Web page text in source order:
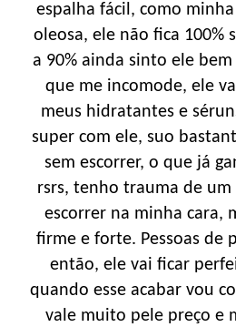
espalha fácil, como
oleosa, ele não fica 100%
a 90% ainda sinto ele
que me incomode, ele
meus hidratantes e
super com ele, suo
sem escorrer, o que já
rsrs, tenho trauma de
escorrer na minha cara,
firme e forte. Pessoas de
então, ele vai ficar
quando esse acabar vou
vale muito pele preço e